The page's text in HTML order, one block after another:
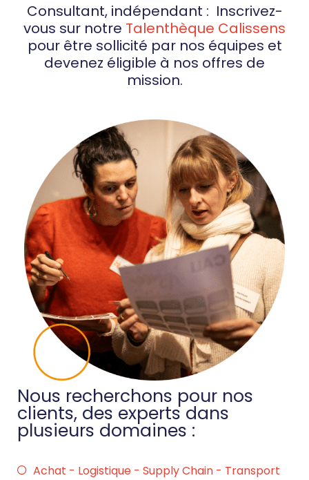
Consultant, indépendant : Inscrivez-
vous sur notre Talenthèque Calissens
pour être sollicité par nos équipes et
devenez éligible à nos offres de
mission.
Nous recherchons pour nos
clients, des experts dans
plusieurs domaines :
Achat - Logistique - Supply Chain - Transport